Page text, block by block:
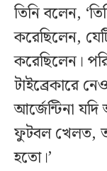
তিনি বলেন,
করেছিলেন,
করেছিলেন।
টাইব্রেকারে
আর্জেন্টিনা
ফুটবল খেলত,
হতো।’